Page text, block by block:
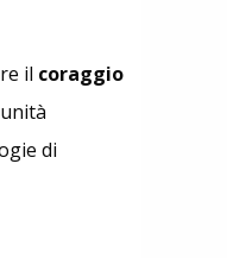
il coraggio
di